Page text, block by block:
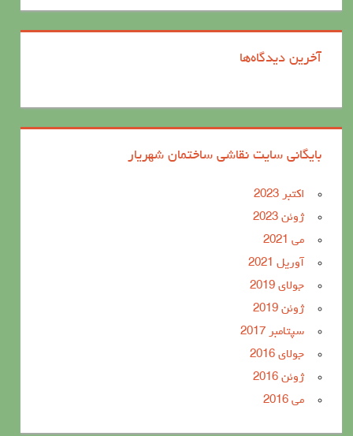
آخرین دیدگاه‌ها
بایگانی سایت نقاشی ساختمان شهریار
اکتبر 2023
ژوئن 2023
می 2021
آوریل 2021
جولای 2019
ژوئن 2019
سپتامبر 2017
جولای 2016
ژوئن 2016
می 2016